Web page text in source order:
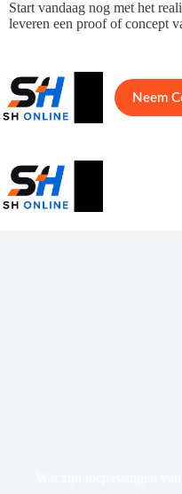
Ga
naar
Start vandaag nog met het
leveren een proof of concept
Neem